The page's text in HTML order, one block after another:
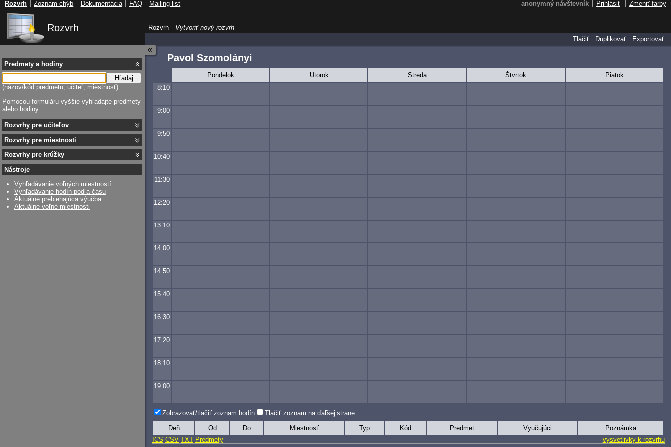
Rozvrh
Pavol Szomolányi
Pondelok Utorok Streda Štvrtok
Piatok
8:10
9:00
9:50
10:40
11:30
12:20
13:10
14:00
14:50
15:40
16:30
17:20
18:10
19:00
Zobrazovať/tlačiť zoznam hodín Tlačiť zoznam na ďaľšej strane
Deň Od Do Miestnosť Typ Kód Predmet Vyučujúci
Poznámka
ICS CSV TXT Predmety vysvetlivky k rozvrhu
Predmety a hodiny
Hľadaj
(názov/kód predmetu, učiteľ, miestnosť)
Pomocou formuláru vyššie vyhľadajte predmety
alebo hodiny
Rozvrhy pre učiteľov
Rozvrhy pre miestnosti
Rozvrhy pre krúžky
Nástroje
Vyhľadávanie voľných miestností
Vyhľadávanie hodín podľa času
Aktuálne prebiehajúca výučba
Aktuálne voľné miestnosti
Rozvrh
Vytvoriť nový rozvrh
Tlačiť
Duplikovať Exportovať
anonymný návštevník Prihlásiť Zmeniť farby
Rozvrh Zoznam chýb Dokumentácia FAQ Mailing list